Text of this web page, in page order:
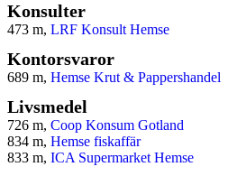
Konsulter
473 m, LRF Konsult Hemse
Kontorsvaror
689 m, Hemse Krut & Pappershandel
Livsmedel
726 m, Coop Konsum Gotland
834 m, Hemse fiskaffär
833 m, ICA Supermarket Hemse